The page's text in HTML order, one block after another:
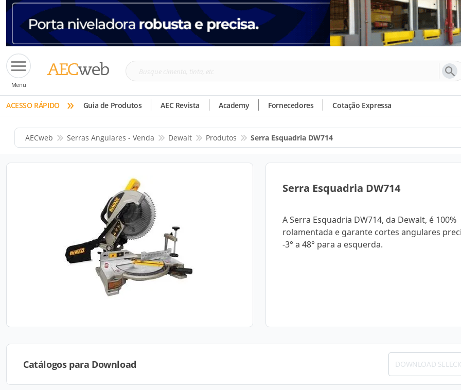
Menu
Busque
tinta,
etc
ACESSO RÁPIDO » Guia de Produtos AEC Revista Academy Fornecedores Cotação Expressa
AECweb Serras Angulares - Venda Dewalt Produtos Serra Esquadria DW714
Serra Esquadria DW714
A Serra Esquadria DW714, da Dewalt, é 100%
rolamentada e garante cortes angulares
-3° a 48° para a esquerda.
Catálogos para Download DOWNLOAD